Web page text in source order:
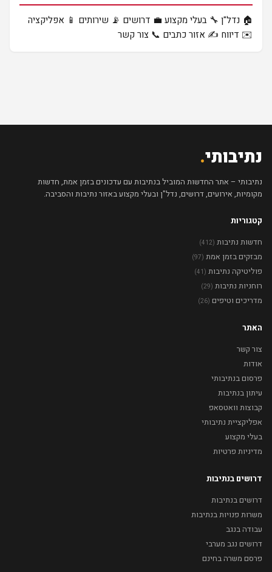
🏠 נדל"ן 🔧 בעלי מקצוע 💼 דרושים 📡 שירותים 📱 אפליקציה
✉️ דיווח ✍️ אזור כתבים 📞 צור קשר
נתיבותי.
נתיבותי – אתר החדשות המוביל בנתיבות עם עדכונים בזמן אמת, חדשות
מקומיות, אירועים, דרושים, נדל"ן ובעלי מקצוע באזור נתיבות והסביבה.
קטגוריות
חדשות נתיבות (412)
מבזקים בזמן אמת (97)
פוליטיקה נתיבות (41)
רוחניות נתיבות (29)
מדריכים וטיפים (26)
האתר
צור קשר
אודות
פרסום בנתיבותי
עיתון בנתיבות
קבוצות וואטסאפ
אפליקציית נתיבותי
בעלי מקצוע
מדיניות פרטיות
דרושים בנתיבות
דרושים בנתיבות
משרות פנויות בנתיבות
עבודה בנגב
דרושים נגב מערבי
פרסם משרה בחינם